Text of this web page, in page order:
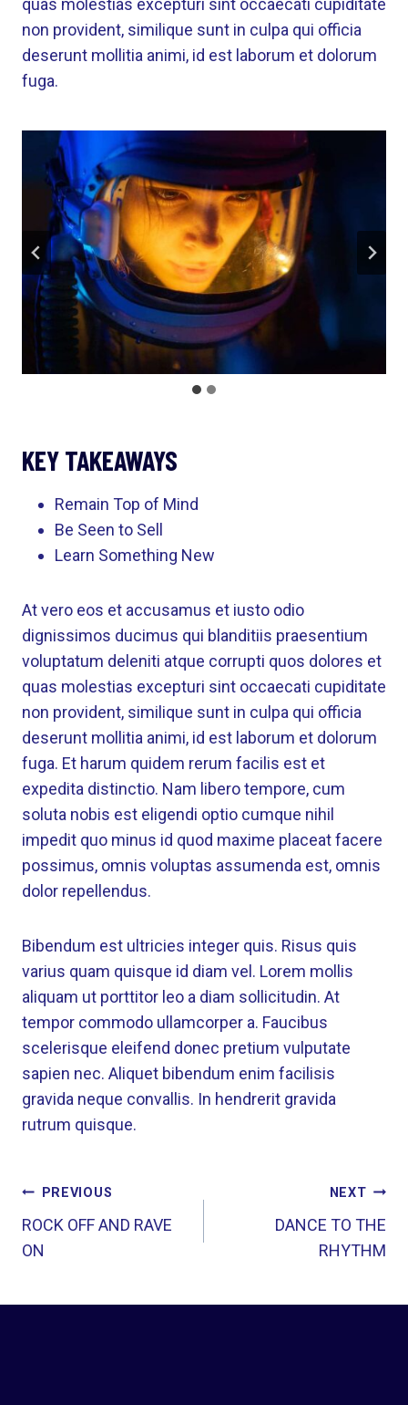
quas molestias excepturi sint occaecati cupiditate
non provident, similique sunt in culpa qui officia
deserunt mollitia animi, id est laborum et dolorum
fuga.
KEY TAKEAWAYS
Remain Top of Mind
Be Seen to Sell
Learn Something New
At vero eos et accusamus et iusto odio
dignissimos ducimus qui blanditiis praesentium
voluptatum deleniti atque corrupti quos dolores et
quas molestias excepturi sint occaecati cupiditate
non provident, similique sunt in culpa qui officia
deserunt mollitia animi, id est laborum et dolorum
fuga. Et harum quidem rerum facilis est et
expedita distinctio. Nam libero tempore, cum
soluta nobis est eligendi optio cumque nihil
impedit quo minus id quod maxime placeat facere
possimus, omnis voluptas assumenda est, omnis
dolor repellendus.
Bibendum est ultricies integer quis. Risus quis
varius quam quisque id diam vel. Lorem mollis
aliquam ut porttitor leo a diam sollicitudin. At
tempor commodo ullamcorper a. Faucibus
scelerisque eleifend donec pretium vulputate
sapien nec. Aliquet bibendum enim facilisis
gravida neque convallis. In hendrerit gravida
rutrum quisque.
POST
NAVIGATION
PREVIOUS
ROCK OFF AND RAVE
ON
NEXT
DANCE TO THE
RHYTHM